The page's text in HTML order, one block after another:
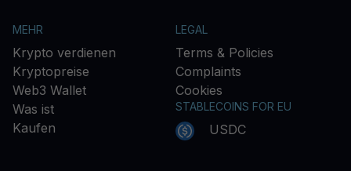
MEHR
Krypto verdienen
Kryptopreise
Web3 Wallet
Was ist
Kaufen
LEGAL
Terms & Policies
Complaints
Cookies
STABLECOINS FOR EU
USDC